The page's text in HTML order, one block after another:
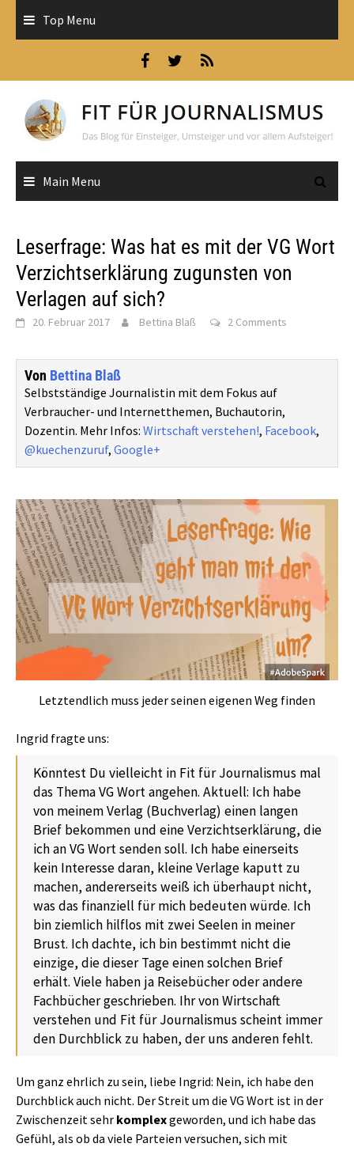
Top Menu
Main Menu
Leserfrage: Was hat es mit der VG Wort
Verzichtserklärung zugunsten von
Verlagen auf sich?
20. Februar 2017 Bettina Blaß 2 Comments
Von Bettina Blaß
Selbstständige Journalistin mit dem Fokus auf
Verbraucher- und Internetthemen, Buchautorin,
Dozentin. Mehr Infos: Wirtschaft verstehen!, Facebook,
@kuechenzuruf, Google+
Letztendlich muss jeder seinen eigenen Weg finden
Ingrid fragte uns:
Könntest Du vielleicht in Fit für Journalismus mal
das Thema VG Wort angehen. Aktuell: Ich habe
von meinem Verlag (Buchverlag) einen langen
Brief bekommen und eine Verzichtserklärung, die
ich an VG Wort senden soll. Ich habe einerseits
kein Interesse daran, kleine Verlage kaputt zu
machen, andererseits weiß ich überhaupt nicht,
was das finanziell für mich bedeuten würde. Ich
bin ziemlich hilflos mit zwei Seelen in meiner
Brust. Ich dachte, ich bin bestimmt nicht die
einzige, die dieser Tage einen solchen Brief
erhält. Viele haben ja Reisebücher oder andere
Fachbücher geschrieben. Ihr von Wirtschaft
verstehen und Fit für Journalismus scheint immer
den Durchblick zu haben, der uns anderen fehlt.
Um ganz ehrlich zu sein, liebe Ingrid: Nein, ich habe den
Durchblick auch nicht. Der Streit um die VG Wort ist in der
Zwischenzeit sehr komplexgeworden, und ich habe das
Gefühl, als ob da viele Parteien versuchen, sich mit